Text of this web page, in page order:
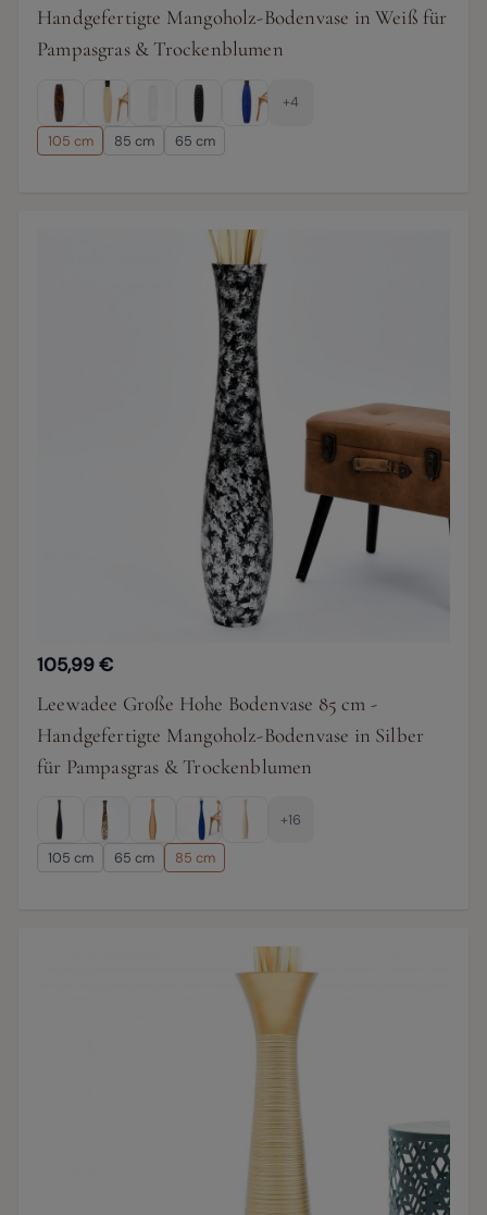
Handgefertigte Mangoholz-Bodenvase in Weiß für
Pampasgras & Trockenblumen
+4
105 cm 85 cm 65 cm
105,99 €
Leewadee Große Hohe Bodenvase 85 cm -
Handgefertigte Mangoholz-Bodenvase in Silber
für Pampasgras & Trockenblumen
+16
105 cm 65 cm 85 cm